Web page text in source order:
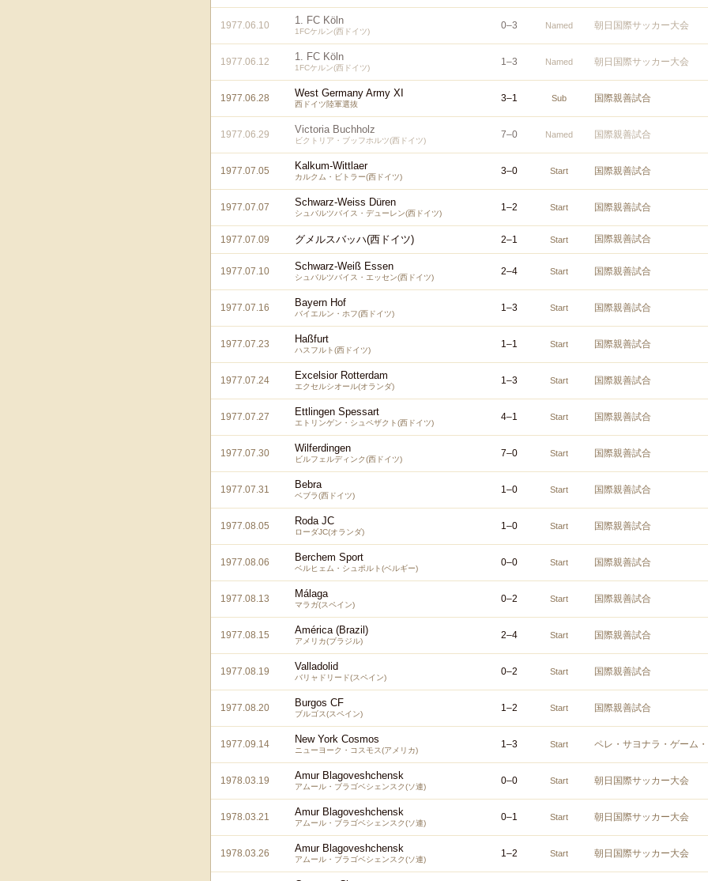
1977.06.10 1. FC Köln
1FCケルン(西ドイツ)
0–3 Named 朝日国際サッカー大会
1977.06.12 1. FC Köln
1FCケルン(西ドイツ)
1–3 Named 朝日国際サッカー大会
1977.06.28 West Germany Army XI
西ドイツ陸軍選抜
3–1 Sub 国際親善試合
1977.06.29 Victoria Buchholz
ビクトリア・ブッフホルツ(西ドイツ)
7–0 Named 国際親善試合
1977.07.05 Kalkum-Wittlaer
カルクム・ビトラー(西ドイツ)
3–0 Start 国際親善試合
1977.07.07 Schwarz-Weiss Düren
シュバルツバイス・デューレン(西ドイツ)
1–2 Start 国際親善試合
1977.07.09 グメルスバッハ(西ドイツ) 2–1 Start 国際親善試合
1977.07.10 Schwarz-Weiß Essen
シュバルツバイス・エッセン(西ドイツ)
2–4 Start 国際親善試合
1977.07.16 Bayern Hof
バイエルン・ホフ(西ドイツ)
1–3 Start 国際親善試合
1977.07.23 Haßfurt
ハスフルト(西ドイツ)
1–1 Start 国際親善試合
1977.07.24 Excelsior Rotterdam
エクセルシオール(オランダ)
1–3 Start 国際親善試合
1977.07.27 Ettlingen Spessart
エトリンゲン・シュペザクト(西ドイツ)
4–1 Start 国際親善試合
1977.07.30 Wilferdingen
ビルフェルディンク(西ドイツ)
7–0 Start 国際親善試合
1977.07.31 Bebra
ベブラ(西ドイツ)
1–0 Start 国際親善試合
1977.08.05 Roda JC
ローダJC(オランダ)
1–0 Start 国際親善試合
1977.08.06 Berchem Sport
ベルヒェム・シュポルト(ベルギー)
0–0 Start 国際親善試合
1977.08.13 Málaga
マラガ(スペイン)
0–2 Start 国際親善試合
1977.08.15 América (Brazil)
アメリカ(ブラジル)
2–4 Start 国際親善試合
1977.08.19 Valladolid
バリャドリード(スペイン)
0–2 Start 国際親善試合
1977.08.20 Burgos CF
ブルゴス(スペイン)
1–2 Start 国際親善試合
1977.09.14 New York Cosmos
ニューヨーク・コスモス(アメリカ)
1–3 Start ペレ・サヨナラ・ゲーム
1978.03.19 Amur Blagoveshchensk
アムール・ブラゴベシェンスク(ソ連)
0–0 Start 朝日国際サッカー大会
1978.03.21 Amur Blagoveshchensk
アムール・ブラゴベシェンスク(ソ連)
0–1 Start 朝日国際サッカー大会
1978.03.26 Amur Blagoveshchensk
アムール・ブラゴベシェンスク(ソ連)
1–2 Start 朝日国際サッカー大会